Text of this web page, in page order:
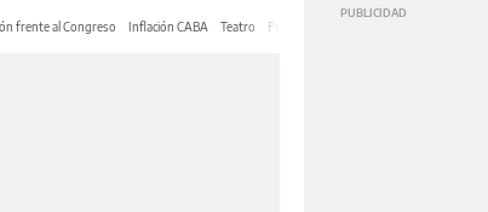
frente al Congreso Inflación CABA Teatro Feria de Editores